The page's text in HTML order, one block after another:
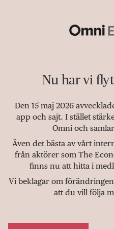
Nu har vi
Den 15 maj 2026
app och sajt. I stället
Omni och
Även det bästa av vårt
från aktörer som The
finns nu att hitta i
Vi beklagar om
att du vill följa